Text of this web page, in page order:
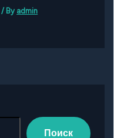
/ By admin
Поиск